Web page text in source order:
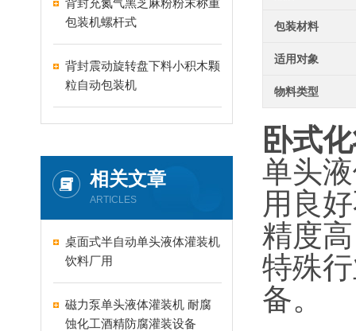
背封充氮气黑芝麻粉粉末称重
包装机螺杆式
背封震动旋转盘下料小积木颗
粒自动包装机
相关文章
ARTICLES
桌面式半自动单头液体灌装机
饮料厂用
磁力泵单头液体灌装机 耐腐
蚀化工酒精防腐灌装设备
包装材料
适用对象
物料类型
卧式
单头
用良
精度
特殊
备。